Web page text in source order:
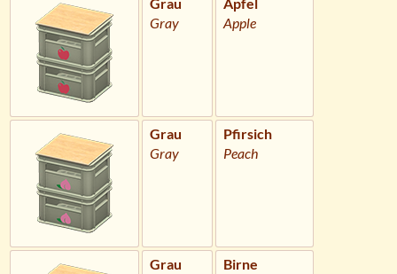
Gray
Apple
Grau
Gray
Pfirsich
Peach
Grau
Birne